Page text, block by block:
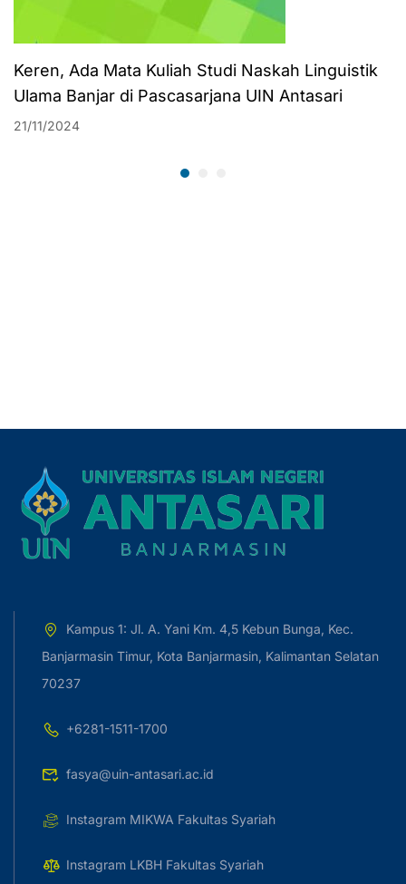
Keren, Ada Mata Kuliah Studi Naskah Linguistik
Ulama Banjar di Pascasarjana UIN Antasari
21/11/2024
Kampus 1: Jl. A. Yani Km. 4,5 Kebun Bunga, Kec.
Banjarmasin Timur, Kota Banjarmasin, Kalimantan Selatan
70237
+6281-1511-1700
fasya@uin-antasari.ac.id
Instagram MIKWA Fakultas Syariah
Instagram LKBH Fakultas Syariah